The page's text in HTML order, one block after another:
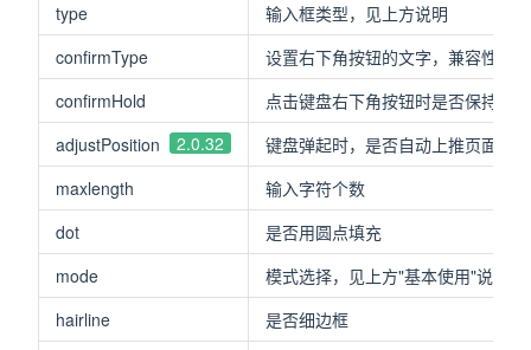
type
输入框类型，见上方说明
confirmType
设置右下角按钮的文字，兼容性详
confirmHold
点击键盘右下角按钮时是否保持键
adjustPosition
2.0.32
键盘弹起时，是否自动上推页面
maxlength
输入字符个数
dot
是否用圆点填充
mode
模式选择，见上方"基本使用"说明
hairline
是否细边框